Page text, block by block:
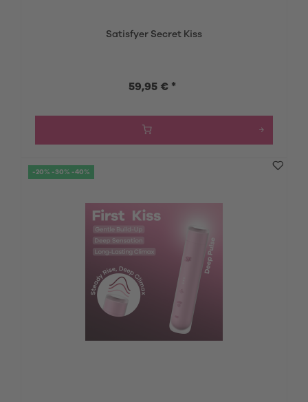
Satisfyer Secret Kiss
59,95 € *
-20% -30% -40%